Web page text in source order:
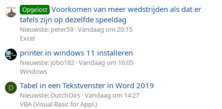
Opgelost Voorkomen van meer wedstrijden als dat er
tafels zijn op dezelfde speeldag
Nieuwste: peter59 Vandaag om 20:15
Excel
printer in windows 11 installeren
Nieuwste: jobo182 Vandaag om 16:05
Windows
D Tabel in een Tekstvenster in Word 2019
Nieuwste: DutchOirs Vandaag om 14:27
VBA (Visual Basic for Appl.)